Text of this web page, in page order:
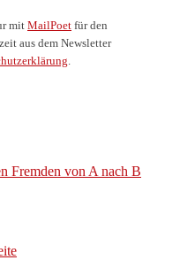
mit MailPoet für den
aus dem Newsletter
Fremden von A nach B